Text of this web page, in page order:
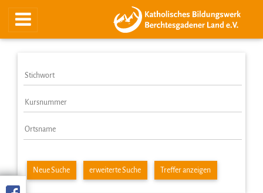
Treffer anzeigen
Neue Suche erweiterte Suche